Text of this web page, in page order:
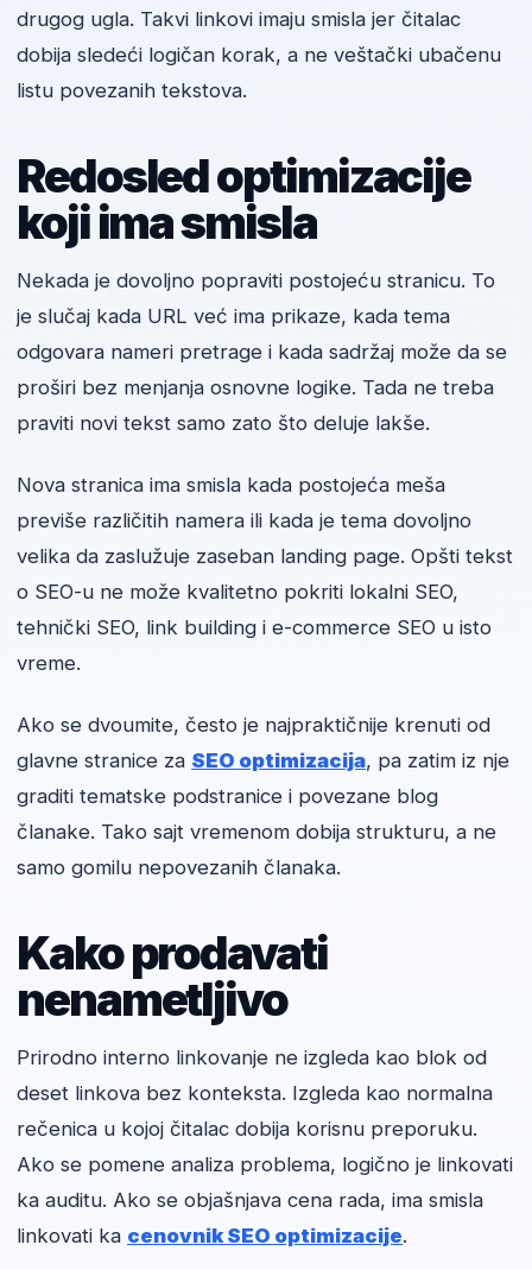
drugog ugla. Takvi linkovi imaju smisla jer čitalac
dobija sledeći logičan korak, a ne veštački ubačenu
listu povezanih tekstova.
Redosled optimizacije
koji ima smisla
Nekada je dovoljno popraviti postojeću stranicu. To
je slučaj kada URL već ima prikaze, kada tema
odgovara nameri pretrage i kada sadržaj može da se
proširi bez menjanja osnovne logike. Tada ne treba
praviti novi tekst samo zato što deluje lakše.
Nova stranica ima smisla kada postojeća meša
previše različitih namera ili kada je tema dovoljno
velika da zaslužuje zaseban landing page. Opšti tekst
o SEO-u ne može kvalitetno pokriti lokalni SEO,
tehnički SEO, link building i e-commerce SEO u isto
vreme.
Ako se dvoumite, često je najpraktičnije krenuti od
glavne stranice za SEO optimizacija, pa zatim iz nje
graditi tematske podstranice i povezane blog
članake. Tako sajt vremenom dobija strukturu, a ne
samo gomilu nepovezanih članaka.
Kako prodavati
nenametljivo
Prirodno interno linkovanje ne izgleda kao blok od
deset linkova bez konteksta. Izgleda kao normalna
rečenica u kojoj čitalac dobija korisnu preporuku.
Ako se pomene analiza problema, logično je linkovati
ka auditu. Ako se objašnjava cena rada, ima smisla
linkovati ka cenovnik SEO optimizacije.